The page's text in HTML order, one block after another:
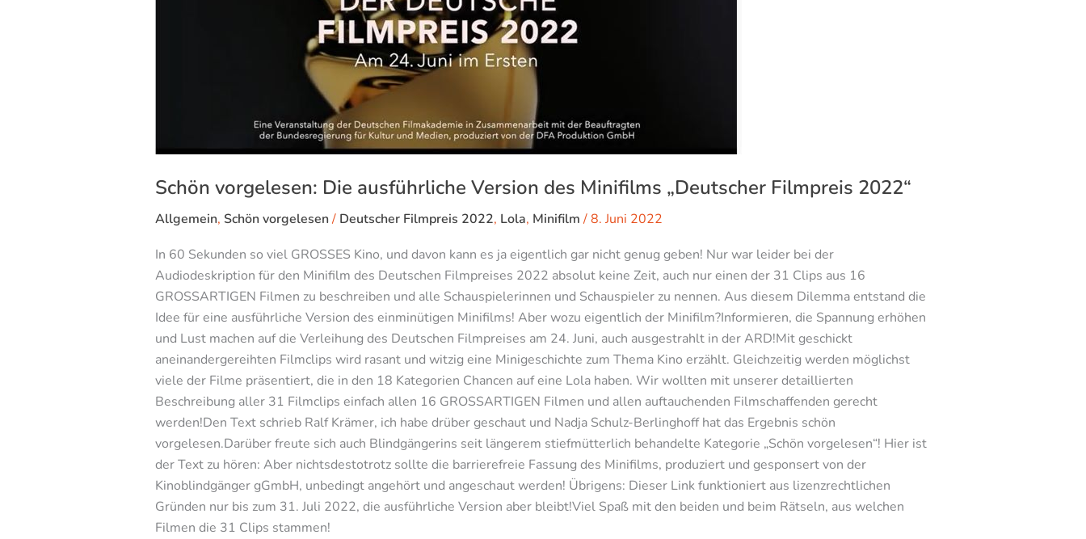
Schön vorgelesen: Die ausführliche Version des Minifilms „Deutscher Filmpreis 2022“
Allgemein, Schön vorgelesen/ Deutscher Filmpreis 2022, Lola, Minifilm /8. Juni 2022
In 60 Sekunden so viel GROSSES Kino, und davon kann es ja eigentlich gar nicht genug geben! Nur war leider bei der
Audiodeskription für den Minifilm des Deutschen Filmpreises 2022 absolut keine Zeit, auch nur einen der 31 Clips aus 16
GROSSARTIGEN Filmen zu beschreiben und alle Schauspielerinnen und Schauspieler zu nennen. Aus diesem Dilemma entstand die
Idee für eine ausführliche Version des einminütigen Minifilms! Aber wozu eigentlich der Minifilm?Informieren, die Spannung erhöhen
und Lust machen auf die Verleihung des Deutschen Filmpreises am 24. Juni, auch ausgestrahlt in der ARD!Mit geschickt
aneinandergereihten Filmclips wird rasant und witzig eine Minigeschichte zum Thema Kino erzählt. Gleichzeitig werden möglichst
viele der Filme präsentiert, die in den 18 Kategorien Chancen auf eine Lola haben. Wir wollten mit unserer detaillierten
Beschreibung aller 31 Filmclips einfach allen 16 GROSSARTIGEN Filmen und allen auftauchenden Filmschaffenden gerecht
werden!Den Text schrieb Ralf Krämer, ich habe drüber geschaut und Nadja Schulz-Berlinghoff hat das Ergebnis schön
vorgelesen.Darüber freute sich auch Blindgängerins seit längerem stiefmütterlich behandelte Kategorie „Schön vorgelesen“! Hier ist
der Text zu hören: Aber nichtsdestotrotz sollte die barrierefreie Fassung des Minifilms, produziert und gesponsert von der
Kinoblindgänger gGmbH, unbedingt angehört und angeschaut werden! Übrigens: Dieser Link funktioniert aus lizenzrechtlichen
Gründen nur bis zum 31. Juli 2022, die ausführliche Version aber bleibt!Viel Spaß mit den beiden und beim Rätseln, aus welchen
Filmen die 31 Clips stammen!